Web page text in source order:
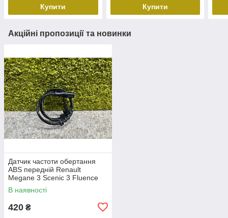
Купити Купити
Акційні пропозиції та новинки
Датчик частоти обертання
ABS передній Renault
Megane 3 Scenic 3 Fluence
Duster Передній лівий правий
датчик ABS Рено 479109155R
В наявності
420 ₴